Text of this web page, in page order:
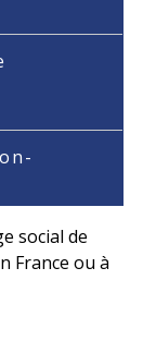
social de
France ou à